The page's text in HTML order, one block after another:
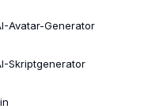
Avatar-Generator
Skriptgenerator